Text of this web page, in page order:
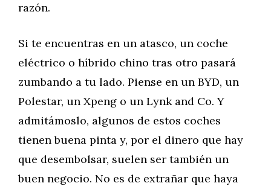
razón.
Si te encuentras en un atasco, un coche
eléctrico o híbrido chino tras otro pasará
zumbando a tu lado. Piense en un BYD, un
Polestar, un Xpeng o un Lynk and Co. Y
admitámoslo, algunos de estos coches
tienen buena pinta y, por el dinero que hay
que desembolsar, suelen ser también un
buen negocio. No es de extrañar que haya